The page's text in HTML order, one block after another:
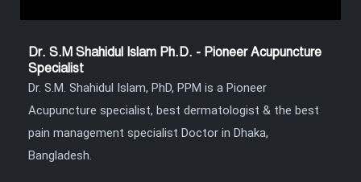
Dr. S.M Shahidul Islam Ph.D. - Pioneer Acupuncture
Specialist
Dr. S.M. Shahidul Islam, PhD, PPM is a Pioneer
Acupuncture specialist, best dermatologist & the best
pain management specialist Doctor in Dhaka,
Bangladesh.